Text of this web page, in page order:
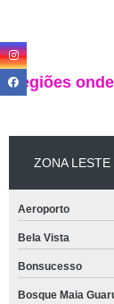
Regiões
ZONA LESTE
Aeroporto
Bela Vista
Bonsucesso
Bosque Maia